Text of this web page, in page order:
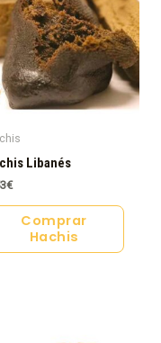
Libanés
€
Comprar
Hachis